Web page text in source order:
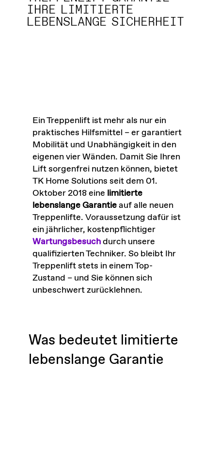
IHRE LIMITIERTE
LEBENSLANGE SICHERHEIT
Ein Treppenlift ist mehr als nur ein
praktisches Hilfsmittel – er garantiert
Mobilität und Unabhängigkeit in den
eigenen vier Wänden. Damit Sie Ihren
Lift sorgenfrei nutzen können, bietet
TK Home Solutions seit dem 01.
Oktober 2018 eine limitierte
lebenslange Garantieauf alle neuen
Treppenlifte. Voraussetzung dafür ist
ein jährlicher, kostenpflichtiger
Wartungsbesuchdurch unsere
qualifizierten Techniker. So bleibt Ihr
Treppenlift stets in einem Top-
Zustand – und Sie können sich
unbeschwert zurücklehnen.
Was bedeutet limitierte
lebenslange Garantie